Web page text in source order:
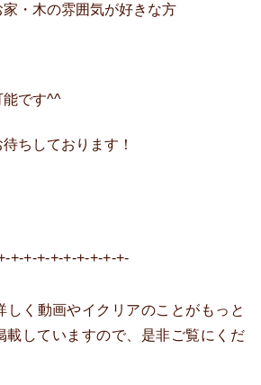
家・木の雰囲気が好きな方
能です^^
ちしております！
+-+-+-+-+-+-+-+-+-
しく動画やイクリアのことがもっと
載していますので、是非ご覧にくだ